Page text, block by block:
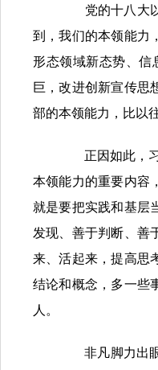
党的十八大以
到，我们的本领能力
形态领域新态势、信
巨，改进创新宣传思
部的本领能力，比以
正因如此，习
本领能力的重要内容
就是要把实践和基层
发现、善于判断、善
来、活起来，提高思
结论和概念，多一些
人。
非凡脚力出眼